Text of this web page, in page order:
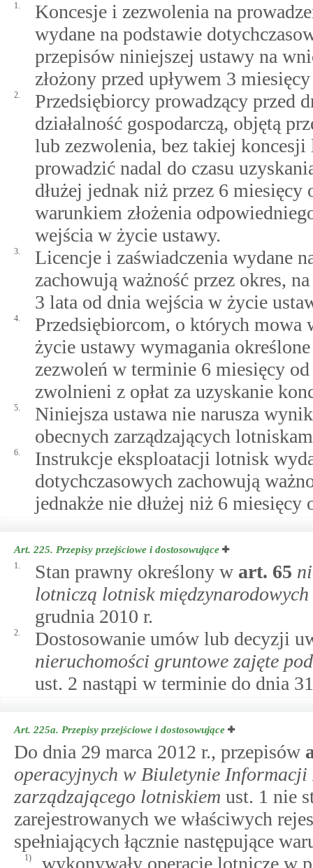
1.
Koncesje i zezwolenia na
wydane na podstawie
przepisów niniejszej ustawy na
złożony przed upływem 3
2.
Przedsiębiorcy prowadzący przed
działalność gospodarczą, objętą
lub zezwolenia, bez takiej koncesji
prowadzić nadal do czasu
dłużej jednak niż przez 6
warunkiem złożenia
wejścia w życie ustawy.
3.
Licencje i zaświadczenia wydane
zachowują ważność przez okres,
3 lata od dnia wejścia w życie
4.
Przedsiębiorcom, o których mowa
życie ustawy wymagania
zezwoleń w terminie 6 miesięcy
zwolnieni z opłat za uzyskanie
5.
Niniejsza ustawa nie narusza
obecnych zarządzających
6.
Instrukcje eksploatacji lotnisk
dotychczasowych zachowują
jednakże nie dłużej niż 6
Art. 225. Przepisy przejściowe i dostosowujące
1. Stan prawny określony w art. 65
lotniczą lotnisk międzynarodowych
grudnia 2010 r.
2.
Dostosowanie umów lub decyzji
nieruchomości gruntowe zajęte
ust. 2 nastąpi w terminie do dnia
Art. 225a. Przepisy przejściowe i dostosowujące
Do dnia 29 marca 2012 r., przepisów
operacyjnych w Biuletynie
zarządzającego lotniskiem ust. 1 nie
zarejestrowanych we właściwych
spełniających łącznie następujące
1) wykonywały operacje lotnicze w